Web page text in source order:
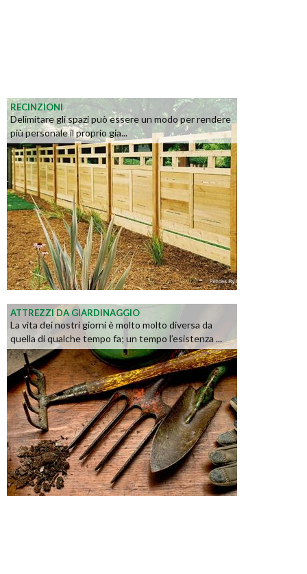
RECINZIONI
Delimitare gli spazi può essere un modo per rendere
più personale il proprio gia...
ATTREZZI DA GIARDINAGGIO
La vita dei nostri giorni è molto molto diversa da
quella di qualche tempo fa; un tempo l’esistenza ...